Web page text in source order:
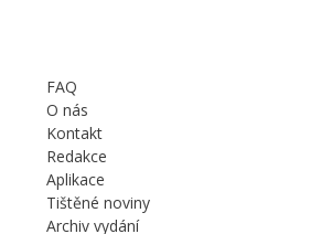
FAQ
O nás
Kontakt
Redakce
Aplikace
Tištěné noviny
Archiv vydání